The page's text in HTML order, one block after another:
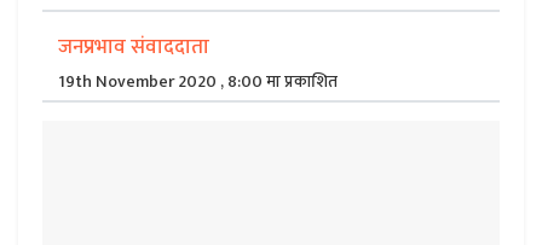
जनप्रभाव संवाददाता
19th November 2020 , 8:00 मा प्रकाशित